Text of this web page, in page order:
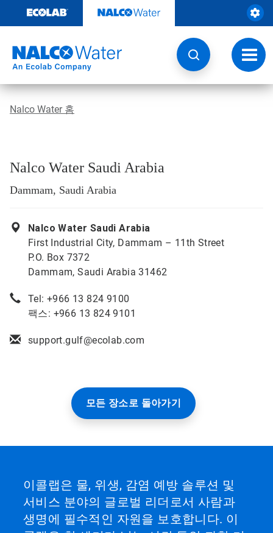
츠
기
토
글
내
비
Nalco Water 홈
Nalco Water Saudi Arabia
Dammam, Saudi Arabia
Nalco Water Saudi Arabia
First Industrial City, Dammam – 11th Street
P.O. Box 7372
Dammam, Saudi Arabia 31462
Tel: +966 13 824 9100
팩스: +966 13 824 9101
support.gulf@ecolab.com
모든 장소로 돌아가기
이콜랩은 물, 위생, 감염 예방 솔루션 및
서비스 분야의 글로벌 리더로서 사람과
생명에 필수적인 자원을 보호합니다. 이